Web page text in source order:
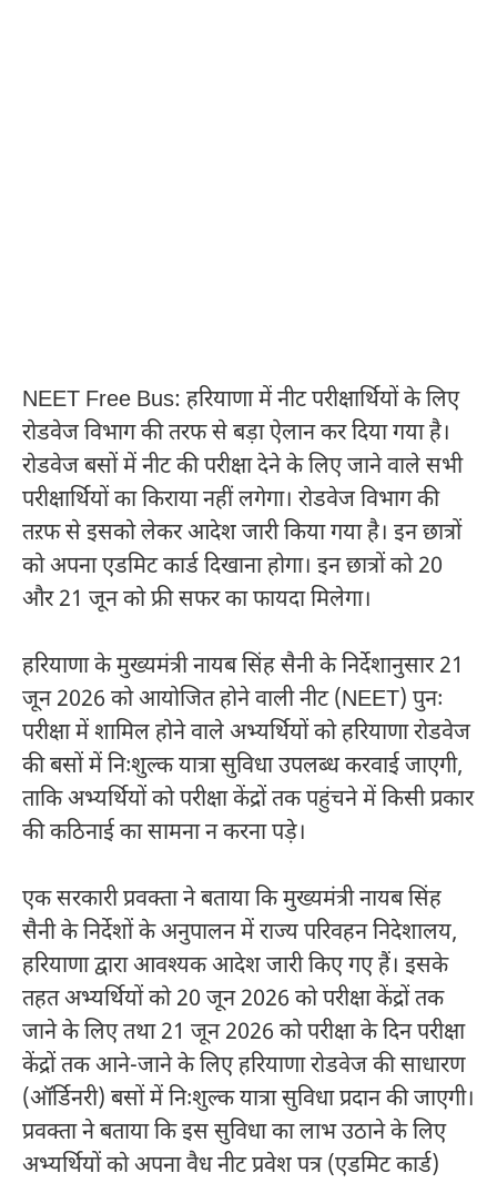
NEET Free Bus: हरियाणा में नीट परीक्षार्थियों के लिए
रोडवेज विभाग की तरफ से बड़ा ऐलान कर दिया गया है।
रोडवेज बसों में नीट की परीक्षा देने के लिए जाने वाले सभी
परीक्षार्थियों का किराया नहीं लगेगा। रोडवेज विभाग की
तऱफ से इसको लेकर आदेश जारी किया गया है। इन छात्रों
को अपना एडमिट कार्ड दिखाना होगा। इन छात्रों को 20
और 21 जून को फ्री सफर का फायदा मिलेगा।
हरियाणा के मुख्यमंत्री नायब सिंह सैनी के निर्देशानुसार 21
जून 2026 को आयोजित होने वाली नीट (NEET) पुनः
परीक्षा में शामिल होने वाले अभ्यर्थियों को हरियाणा रोडवेज
की बसों में निःशुल्क यात्रा सुविधा उपलब्ध करवाई जाएगी,
ताकि अभ्यर्थियों को परीक्षा केंद्रों तक पहुंचने में किसी प्रकार
की कठिनाई का सामना न करना पड़े।
एक सरकारी प्रवक्ता ने बताया कि मुख्यमंत्री नायब सिंह
सैनी के निर्देशों के अनुपालन में राज्य परिवहन निदेशालय,
हरियाणा द्वारा आवश्यक आदेश जारी किए गए हैं। इसके
तहत अभ्यर्थियों को 20 जून 2026 को परीक्षा केंद्रों तक
जाने के लिए तथा 21 जून 2026 को परीक्षा के दिन परीक्षा
केंद्रों तक आने-जाने के लिए हरियाणा रोडवेज की साधारण
(ऑर्डिनरी) बसों में निःशुल्क यात्रा सुविधा प्रदान की जाएगी।
प्रवक्ता ने बताया कि इस सुविधा का लाभ उठाने के लिए
अभ्यर्थियों को अपना वैध नीट प्रवेश पत्र (एडमिट कार्ड)